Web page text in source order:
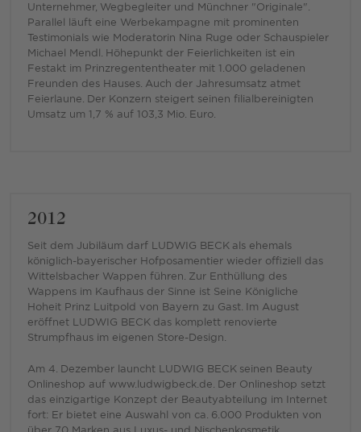
Unternehmer, Wegbegleiter und Münchner "Originale".
Parallel läuft eine Werbekampagne mit prominenten
Testimonials wie Moderatorin Nina Ruge oder Schauspieler
Michael Mendl. Höhepunkt der Feierlichkeiten ist ein
Festakt im Prinzregententheater mit 1.000 geladenen
Freunden des Hauses. Auch der Jahresumsatz atmet
Feierlaune. Der Konzern steigert seinen filialbereinigten
Umsatz um 1,7 % auf 103,3 Mio. Euro.
2012
Seit dem Jubiläum darf LUDWIG BECK als ehemals
königlich-bayerischer Hofposamentier wieder offiziell das
Wittelsbacher Wappen führen. Zur Enthüllung des
Wappens im Kaufhaus der Sinne ist Seine Königliche
Hoheit Prinz Luitpold von Bayern zu Gast. Im August
eröffnet LUDWIG BECK das komplett renovierte
Strumpfhaus im eigenen Store-Design.
Am 4. Dezember launcht LUDWIG BECK seinen Beauty
Onlineshop auf www.ludwigbeck.de. Der Onlineshop setzt
das einzigartige Konzept der Beautyabteilung im Internet
fort: Er bietet eine Auswahl von ca. 6.000 Produkten von